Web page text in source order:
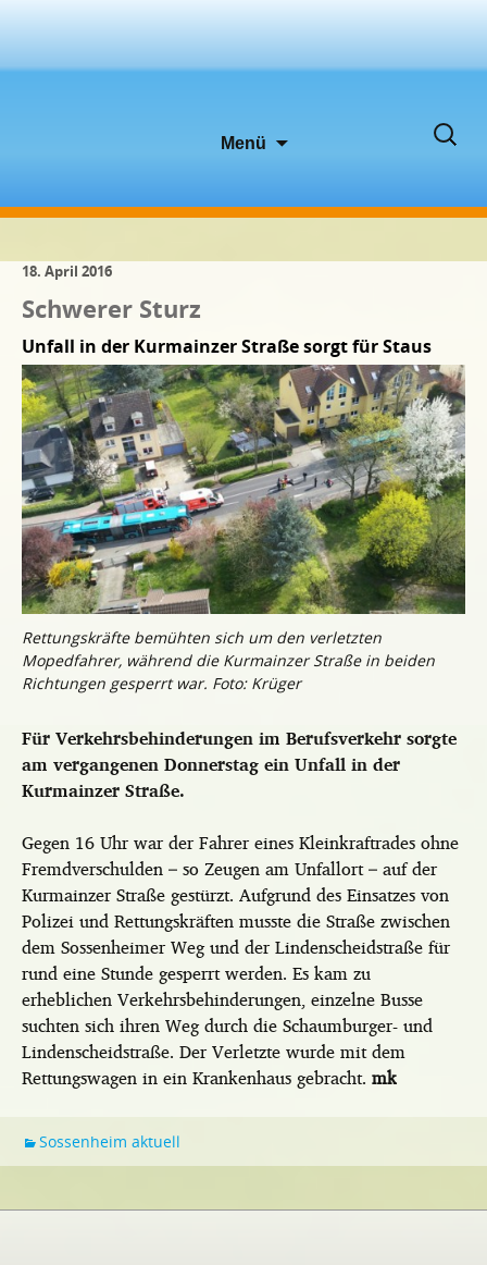
Menü
Suchen
18. April 2016
Schwerer Sturz
Unfall in der Kurmainzer Straße sorgt für Staus
Rettungskräfte bemühten sich um den verletzten
Mopedfahrer, während die Kurmainzer Straße in beiden
Richtungen gesperrt war. Foto: Krüger
Für Verkehrsbehinderungen im Berufsverkehr sorgte
am vergangenen Donnerstag ein Unfall in der
Kurmainzer Straße.
Gegen 16 Uhr war der Fahrer eines Kleinkraftrades ohne
Fremdverschulden – so Zeugen am Unfallort – auf der
Kurmainzer Straße gestürzt. Aufgrund des Einsatzes von
Polizei und Rettungskräften musste die Straße zwischen
dem Sossenheimer Weg und der Lindenscheidstraße für
rund eine Stunde gesperrt werden. Es kam zu
erheblichen Verkehrsbehinderungen, einzelne Busse
suchten sich ihren Weg durch die Schaumburger- und
Lindenscheidstraße. Der Verletzte wurde mit dem
Rettungswagen in ein Krankenhaus gebracht. mk
Sossenheim aktuell